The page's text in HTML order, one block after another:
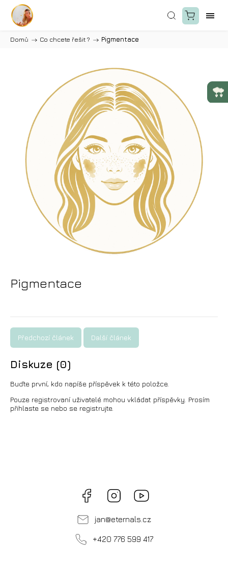
Domů / Co chcete řešit ? / Pigmentace
Pigmentace
Předchozí článek Další článek
Diskuze (0)
Buďte první, kdo napíše příspěvek k této položce.
Pouze registrovaní uživatelé mohou vkládat příspěvky. Prosím
přihlaste se nebo se registrujte.
Facebook Instagram
Youtube
jan@eternals.cz
+420 776 599 417